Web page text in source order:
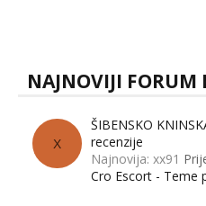
dalje izaziva burne
NAJNOVIJI FORUM
X
ŠIBENSKO
recenzije
Najnovija: xx91
Cro Escort - Teme